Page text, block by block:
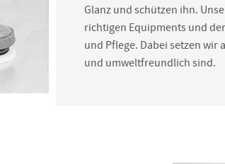
Glanz und schützen ihn.
richtigen Equipments und
und Pflege. Dabei setzen wir
und umweltfreundlich sind.